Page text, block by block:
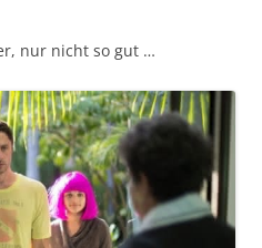
nur nicht so gut …